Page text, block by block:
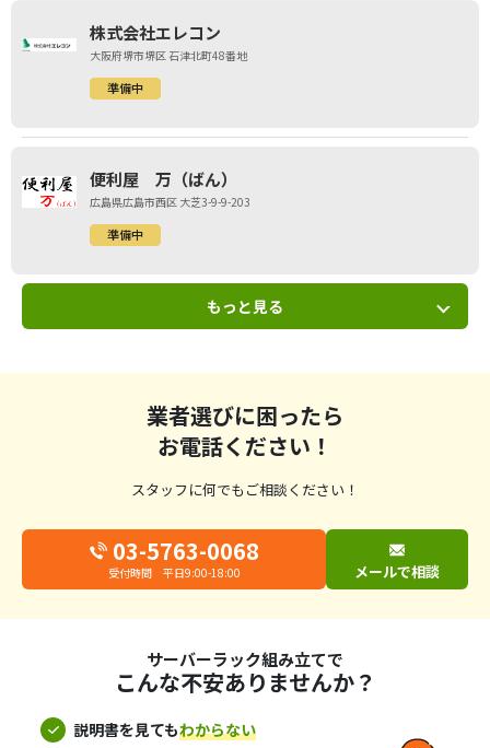
株式会社エレコン
大阪府堺市堺区 石津北町48番地
準備中
便利屋 万（ばん）
広島県広島市西区 大芝3-9-9-203
準備中
もっと見る
業者選びに困ったら
お電話ください！
スタッフに何でもご相談ください！
03-5763-0068
受付時間 平日9:00-18:00 メールで相談
サーバーラック組み立てで
こんな不安ありませんか？
説明書を見てもわからない